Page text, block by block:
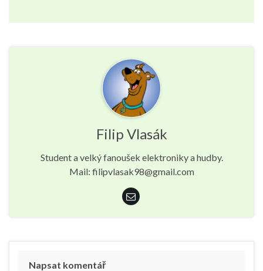
Filip Vlasák
Student a velký fanoušek elektroniky a hudby.
Mail: filipvlasak98@gmail.com
Napsat komentář